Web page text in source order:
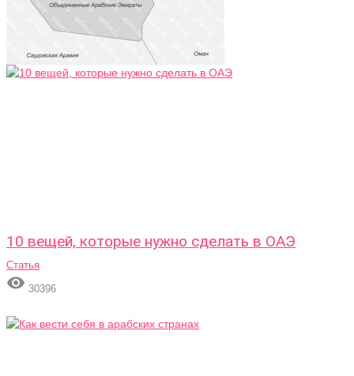
10 вещей, которые нужно сделать в ОАЭ
Статья
 30396